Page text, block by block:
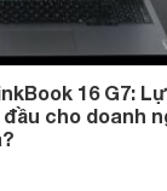
16 G7:
cho doanh